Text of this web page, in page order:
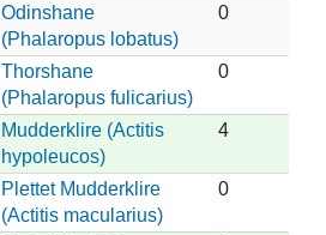
Odinshane
(Phalaropus lobatus)
0
Thorshane
(Phalaropus fulicarius)
0
Mudderklire (Actitis
hypoleucos)
4
Plettet Mudderklire
(Actitis macularius)
0